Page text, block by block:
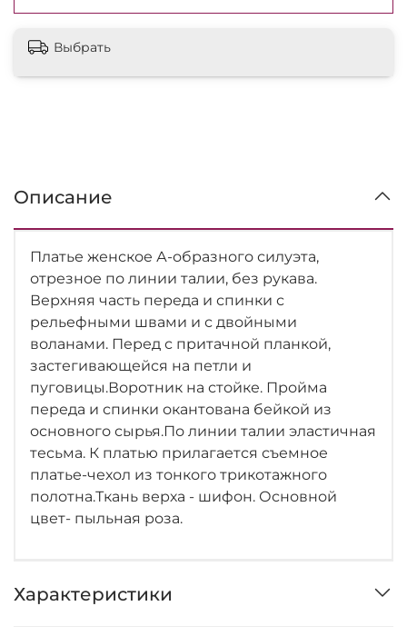
Выбрать
Описание
Платье женское А-образного силуэта,
отрезное по линии талии, без рукава.
Верхняя часть переда и спинки с
рельефными швами и с двойными
воланами. Перед с притачной планкой,
застегивающейся на петли и
пуговицы.Воротник на стойке. Пройма
переда и спинки окантована бейкой из
основного сырья.По линии талии эластичная
тесьма. К платью прилагается съемное
платье-чехол из тонкого трикотажного
полотна.Ткань верха - шифон. Основной
цвет- пыльная роза.
Характеристики